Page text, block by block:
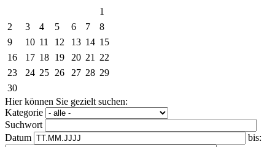
1
2
3 4 5 6 7
8
9
10 11 12 13 14 15
16
17 18 19 20 21
22
23
24 25 26 27 28 29
30
Hier können Sie gezielt suchen:
Kategorie
Suchwort
Datum
bis: